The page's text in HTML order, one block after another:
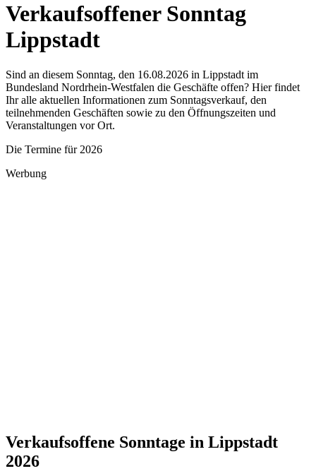
Verkaufsoffener Sonntag
Lippstadt
Sind an diesem Sonntag, den 16.08.2026 in Lippstadt im
Bundesland Nordrhein-Westfalen die Geschäfte offen? Hier findet
Ihr alle aktuellen Informationen zum Sonntagsverkauf, den
teilnehmenden Geschäften sowie zu den Öffnungszeiten und
Veranstaltungen vor Ort.
Die Termine für 2026
Werbung
Verkaufsoffene Sonntage in Lippstadt
2026